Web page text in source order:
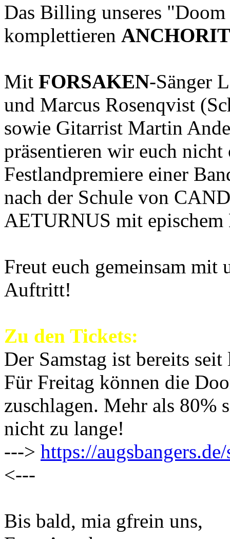
Das Billing unseres
komplettieren
Mit FORSAKEN-Sänger
und Marcus Rosenqvist
sowie Gitarrist Martin
präsentieren wir euch
Festlandpremiere einer
nach der Schule von
AETURNUS mit
Freut euch gemeinsam mit
Auftritt!
Zu den Tickets:
Der Samstag ist bereits
Für Freitag können die
zuschlagen. Mehr als 80%
nicht zu lange!
---> https://
<---
Bis bald, mia gfrein uns,